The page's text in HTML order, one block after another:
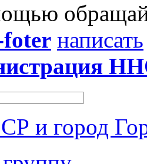
foter написать
и город